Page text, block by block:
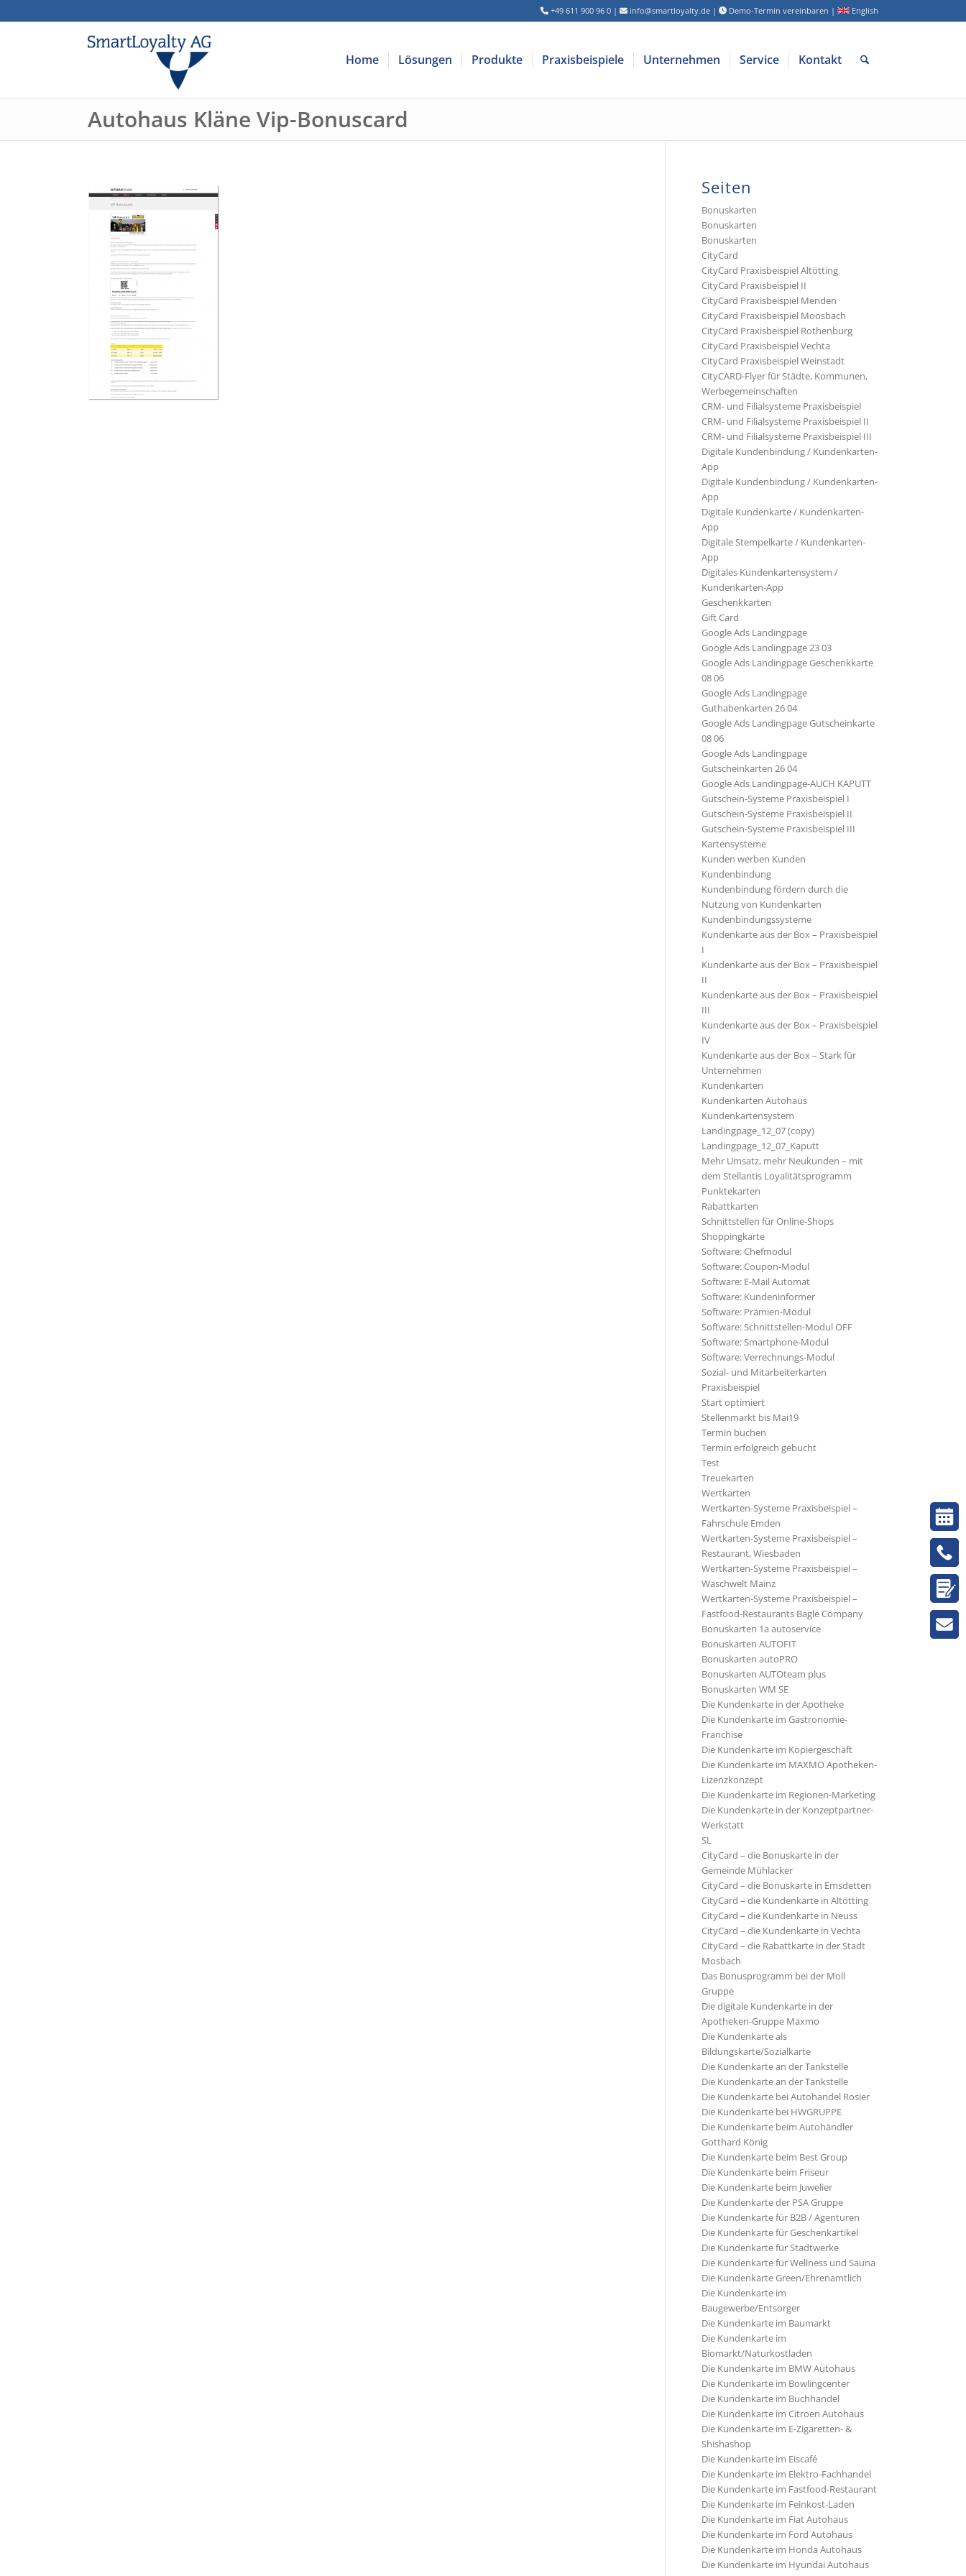
+49 611 900 96 0 | info@smartloyalty.de | Demo-Termin vereinbaren | English
Home Lösungen Produkte Praxisbeispiele Unternehmen Service Kontakt
Autohaus Kläne Vip-Bonuscard
Seiten
Bonuskarten
Bonuskarten
Bonuskarten
CityCard
CityCard Praxisbeispiel Altötting
CityCard Praxisbeispiel II
CityCard Praxisbeispiel Menden
CityCard Praxisbeispiel Moosbach
CityCard Praxisbeispiel Rothenburg
CityCard Praxisbeispiel Vechta
CityCard Praxisbeispiel Weinstadt
CityCARD-Flyer für Städte, Kommunen,
Werbegemeinschaften
CRM- und Filialsysteme Praxisbeispiel
CRM- und Filialsysteme Praxisbeispiel II
CRM- und Filialsysteme Praxisbeispiel III
Digitale Kundenbindung / Kundenkarten-
App
Digitale Kundenbindung / Kundenkarten-
App
Digitale Kundenkarte / Kundenkarten-
App
Digitale Stempelkarte / Kundenkarten-
App
Digitales Kundenkartensystem /
Kundenkarten-App
Geschenkkarten
Gift Card
Google Ads Landingpage
Google Ads Landingpage 23 03
Google Ads Landingpage Geschenkkarte
08 06
Google Ads Landingpage
Guthabenkarten 26 04
Google Ads Landingpage Gutscheinkarte
08 06
Google Ads Landingpage
Gutscheinkarten 26 04
Google Ads Landingpage-AUCH KAPUTT
Gutschein-Systeme Praxisbeispiel I
Gutschein-Systeme Praxisbeispiel II
Gutschein-Systeme Praxisbeispiel III
Kartensysteme
Kunden werben Kunden
Kundenbindung
Kundenbindung fördern durch die
Nutzung von Kundenkarten
Kundenbindungssysteme
Kundenkarte aus der Box – Praxisbeispiel
I
Kundenkarte aus der Box – Praxisbeispiel
II
Kundenkarte aus der Box – Praxisbeispiel
III
Kundenkarte aus der Box – Praxisbeispiel
IV
Kundenkarte aus der Box – Stark für
Unternehmen
Kundenkarten
Kundenkarten Autohaus
Kundenkartensystem
Landingpage_12_07 (copy)
Landingpage_12_07_Kaputt
Mehr Umsatz, mehr Neukunden – mit
dem Stellantis Loyalitätsprogramm
Punktekarten
Rabattkarten
Schnittstellen für Online-Shops
Shoppingkarte
Software: Chefmodul
Software: Coupon-Modul
Software: E-Mail Automat
Software: Kundeninformer
Software: Prämien-Modul
Software: Schnittstellen-Modul OFF
Software: Smartphone-Modul
Software: Verrechnungs-Modul
Sozial- und Mitarbeiterkarten
Praxisbeispiel
Start optimiert
Stellenmarkt bis Mai19
Termin buchen
Termin erfolgreich gebucht
Test
Treuekarten
Wertkarten
Wertkarten-Systeme Praxisbeispiel –
Fahrschule Emden
Wertkarten-Systeme Praxisbeispiel –
Restaurant, Wiesbaden
Wertkarten-Systeme Praxisbeispiel –
Waschwelt Mainz
Wertkarten-Systeme Praxisbeispiel –
Fastfood-Restaurants Bagle Company
Bonuskarten 1a autoservice
Bonuskarten AUTOFIT
Bonuskarten autoPRO
Bonuskarten AUTOteam plus
Bonuskarten WM SE
Die Kundenkarte in der Apotheke
Die Kundenkarte im Gastronomie-
Franchise
Die Kundenkarte im Kopiergeschäft
Die Kundenkarte im MAXMO Apotheken-
Lizenzkonzept
Die Kundenkarte im Regionen-Marketing
Die Kundenkarte in der Konzeptpartner-
Werkstatt
SL
CityCard – die Bonuskarte in der
Gemeinde Mühlacker
CityCard – die Bonuskarte in Emsdetten
CityCard – die Kundenkarte in Altötting
CityCard – die Kundenkarte in Neuss
CityCard – die Kundenkarte in Vechta
CityCard – die Rabattkarte in der Stadt
Mosbach
Das Bonusprogramm bei der Moll
Gruppe
Die digitale Kundenkarte in der
Apotheken-Gruppe Maxmo
Die Kundenkarte als
Bildungskarte/Sozialkarte
Die Kundenkarte an der Tankstelle
Die Kundenkarte an der Tankstelle
Die Kundenkarte bei Autohandel Rosier
Die Kundenkarte bei HWGRUPPE
Die Kundenkarte beim Autohändler
Gotthard König
Die Kundenkarte beim Best Group
Die Kundenkarte beim Friseur
Die Kundenkarte beim Juwelier
Die Kundenkarte der PSA Gruppe
Die Kundenkarte für B2B / Agenturen
Die Kundenkarte für Geschenkartikel
Die Kundenkarte für Stadtwerke
Die Kundenkarte für Wellness und Sauna
Die Kundenkarte Green/Ehrenamtlich
Die Kundenkarte im
Baugewerbe/Entsorger
Die Kundenkarte im Baumarkt
Die Kundenkarte im
Biomarkt/Naturkostladen
Die Kundenkarte im BMW Autohaus
Die Kundenkarte im Bowlingcenter
Die Kundenkarte im Buchhandel
Die Kundenkarte im Citroen Autohaus
Die Kundenkarte im E-Zigaretten- &
Shishashop
Die Kundenkarte im Eiscafé
Die Kundenkarte im Elektro-Fachhandel
Die Kundenkarte im Fastfood-Restaurant
Die Kundenkarte im Feinkost-Laden
Die Kundenkarte im Fiat Autohaus
Die Kundenkarte im Ford Autohaus
Die Kundenkarte im Honda Autohaus
Die Kundenkarte im Hyundai Autohaus